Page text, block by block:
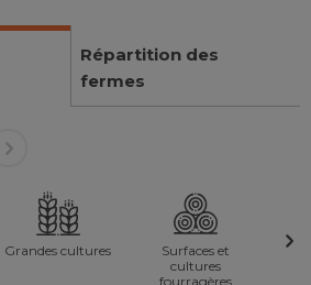
Répartition des
fermes
Grandes cultures
Surfaces et
cultures
fourragères